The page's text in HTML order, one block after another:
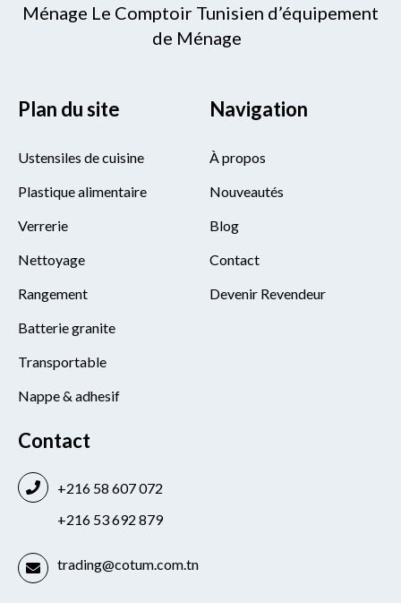
Ménage Le Comptoir Tunisien d’équipement
de Ménage
Plan du site
Ustensiles de cuisine
Plastique alimentaire
Verrerie
Nettoyage
Rangement
Batterie granite
Transportable
Nappe & adhesif
Navigation
À propos
Nouveautés
Blog
Contact
Devenir Revendeur
Contact
+216 58 607 072
+216 53 692 879
trading@cotum.com.tn